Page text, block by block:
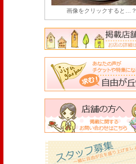
画像をクリックすると…？